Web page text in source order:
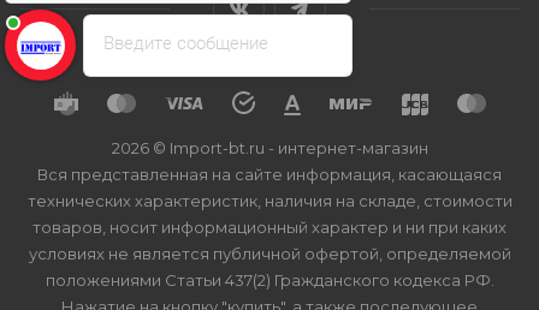
2026 © Import-bt.ru - интернет-магазин
Вся представленная на сайте информация, касающаяся
технических характеристик, наличия на складе, стоимости
товаров, носит информационный характер и ни при каких
условиях не является публичной офертой, определяемой
положениями Статьи 437(2) Гражданского кодекса РФ.
Введите сообщение